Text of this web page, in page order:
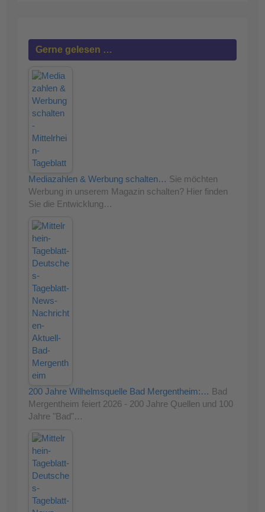
Gerne gelesen …
Mediazahlen & Werbung schalten… Sie möchten
Werbung in unserem Magazin schalten? Hier finden
Sie die Entwicklung…
200 Jahre Wilhelmsquelle Bad Mergentheim:… Bad
Mergentheim feiert 2026 - 200 Jahre Quellen und 100
Jahre "Bad"…